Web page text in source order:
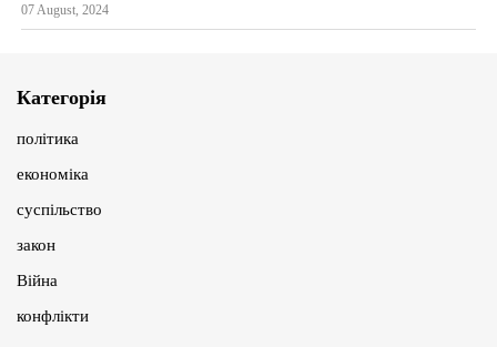
07 August, 2024
Категорія
політика
економіка
суспільство
закон
Війна
конфлікти